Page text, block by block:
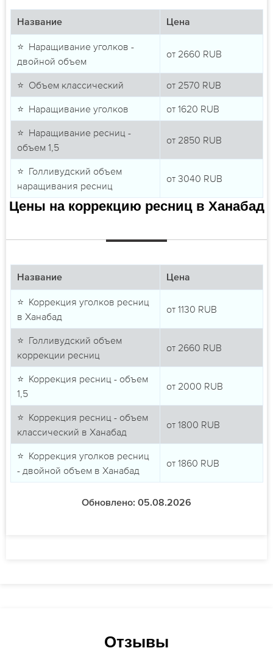
Название Цена
⭐ Наращивание уголков -
двойной объем
от 2660 RUB
⭐ Объем классический от 2570 RUB
⭐ Наращивание уголков от 1620 RUB
⭐ Наращивание ресниц -
объем 1,5
от 2850 RUB
⭐ Голливудский объем
наращивания ресниц
от 3040 RUB
Цены на коррекцию ресниц в Ханабад
Название Цена
⭐ Коррекция уголков ресниц
в Ханабад
от 1130 RUB
⭐ Голливудский объем
коррекции ресниц
от 2660 RUB
⭐ Коррекция ресниц - объем
1,5
от 2000 RUB
⭐ Коррекция ресниц - объем
классический в Ханабад
от 1800 RUB
⭐ Коррекция уголков ресниц
- двойной объем в Ханабад
от 1860 RUB
Обновлено: 05.08.2026
Отзывы